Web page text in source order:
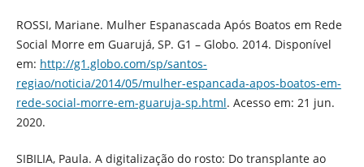
ROSSI, Mariane. Mulher Espanascada Após Boatos em Rede
Social Morre em Guarujá, SP. G1 – Globo. 2014. Disponível
em: http://g1.globo.com/sp/santos-
regiao/noticia/2014/05/mulher-espancada-apos-boatos-em-
rede-social-morre-em-guaruja-sp.html. Acesso em: 21 jun.
2020.
SIBILIA, Paula. A digitalização do rosto: Do transplante ao